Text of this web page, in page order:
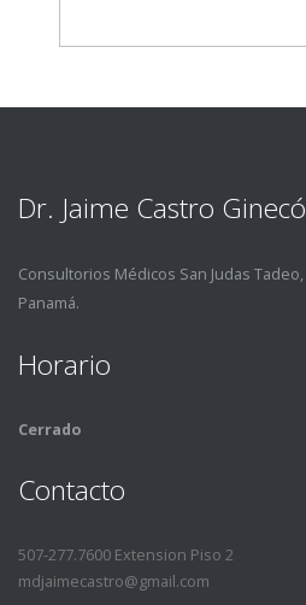
Dr. Jaime Castro
Consultorios Médicos San Judas
Panamá.
Horario
Cerrado
Contacto
507-277.7600 Extension Piso 2
mdjaimecastro@gmail.com